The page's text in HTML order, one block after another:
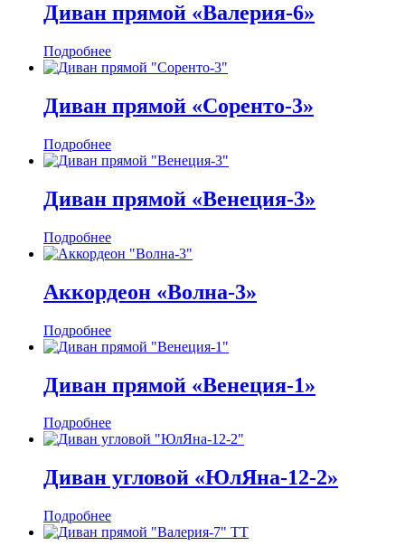
Диван прямой «Валерия-6»
Подробнее
Диван прямой «Соренто-3»
Подробнее
Диван прямой «Венеция-3»
Подробнее
Аккордеон «Волна-3»
Подробнее
Диван прямой «Венеция-1»
Подробнее
Диван угловой «ЮлЯна-12-2»
Подробнее